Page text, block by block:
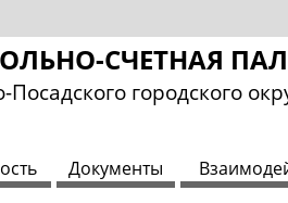
СЧЕТНАЯ
Посадского городского
Документы